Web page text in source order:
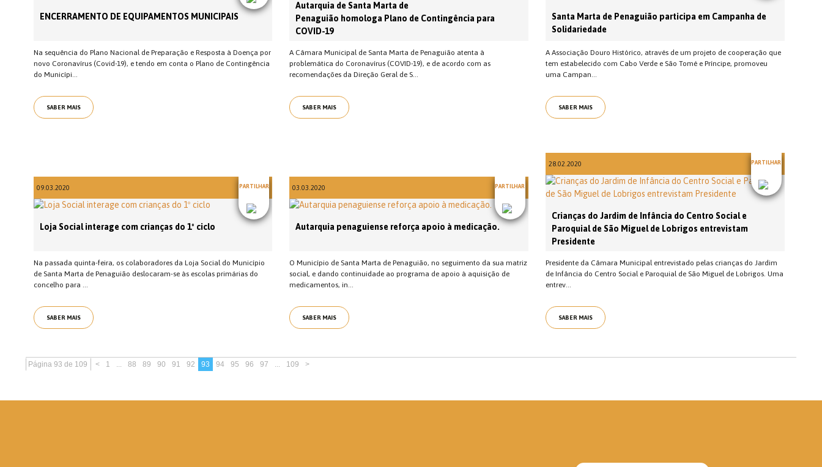
ENCERRAMENTO DE EQUIPAMENTOS MUNICIPAIS
Na sequência do Plano Nacional de Preparação e Resposta à Doença por
novo Coronavírus (Covid-19), e tendo em conta o Plano de Contingência
do Municípi...
SABER MAIS
Autarquia de Santa Marta de
Penaguião homologa Plano de Contingência para
COVID-19
A Câmara Municipal de Santa Marta de Penaguião atenta à
problemática do Coronavírus (COVID-19), e de acordo com as
recomendações da Direção Geral de S...
SABER MAIS
Santa Marta de Penaguião participa em Campanha de
Solidariedade
A Associação Douro Histórico, através de um projeto de cooperação que
tem estabelecido com Cabo Verde e São Tomé e Príncipe, promoveu
uma Campan...
SABER MAIS
09.03.2020 PARTILHAR
Loja Social interage com crianças do 1º ciclo
Na passada quinta-feira, os colaboradores da Loja Social do Município
de Santa Marta de Penaguião deslocaram-se às escolas primárias do
concelho para ...
SABER MAIS
03.03.2020 PARTILHAR
Autarquia penaguiense reforça apoio à medicação.
O Município de Santa Marta de Penaguião, no seguimento da sua matriz
social, e dando continuidade ao programa de apoio à aquisição de
medicamentos, in...
SABER MAIS
28.02.2020 PARTILHAR
Crianças do Jardim de Infância do Centro Social e
Paroquial de São Miguel de Lobrigos entrevistam
Presidente
Presidente da Câmara Municipal entrevistado pelas crianças do Jardim
de Infância do Centro Social e Paroquial de São Miguel de Lobrigos. Uma
entrev...
SABER MAIS
Página 93 de 109 < 1 ... 88 89 90 91 92 93 94 95 96 97 ... 109 >